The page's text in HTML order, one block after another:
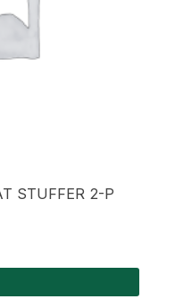
STUFFER 2-P